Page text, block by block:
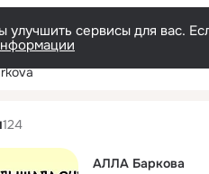
сервисы для вас.
124
АЛЛА Баркова